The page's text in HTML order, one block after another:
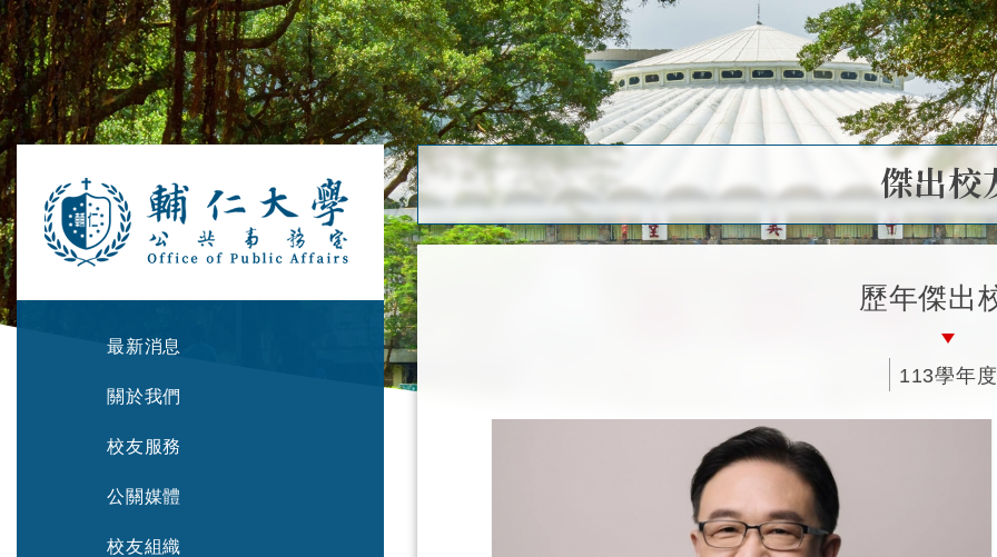
最新消息
關於我們
校友服務
公關媒體
校友組織
傑出校
歷年傑出
113學年度